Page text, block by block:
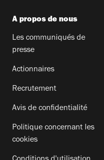
A propos de nous
Les communiqués de
presse
Actionnaires
Recrutement
Avis de confidentialité
Politique concernant les
cookies